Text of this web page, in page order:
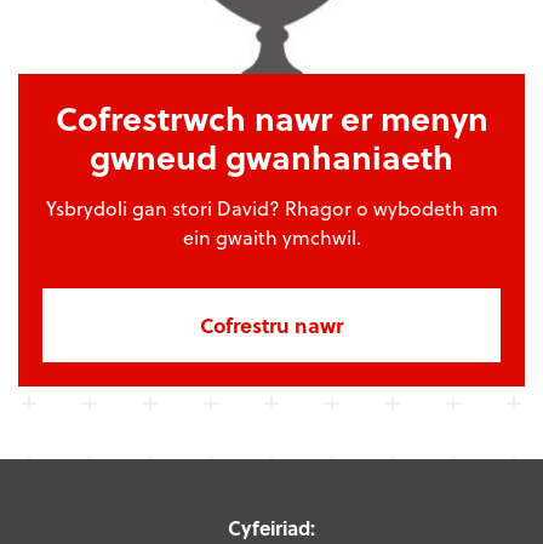
Cofrestrwch nawr er menyn
gwneud gwanhaniaeth
Ysbrydoli gan stori David? Rhagor o wybodeth am
ein gwaith ymchwil.
Cofrestru nawr
Cyfeiriad: